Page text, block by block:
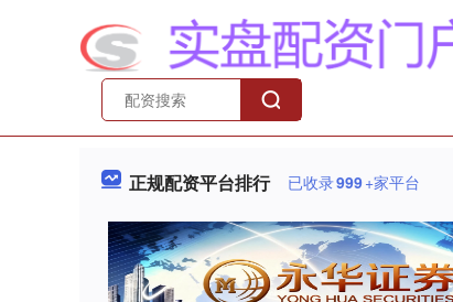
正规配资平台排行 已收录999+家平台